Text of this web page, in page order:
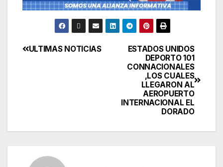
ESTADOS UNIDOS
DEPORTO 101
CONNACIONALES
,LOS CUALES
LLEGARON AL
AEROPUERTO
INTERNACIONAL EL
DORADO
ULTIMAS NOTICIAS